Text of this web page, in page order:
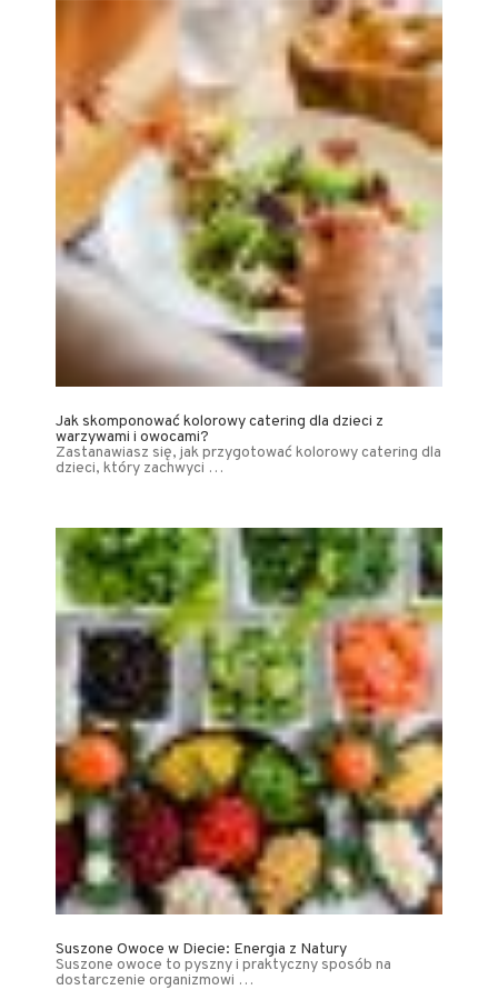
Jak skomponować kolorowy catering dla dzieci z
warzywami i owocami?
Zastanawiasz się, jak przygotować kolorowy catering dla
dzieci, który zachwyci …
Suszone Owoce w Diecie: Energia z Natury
Suszone owoce to pyszny i praktyczny sposób na
dostarczenie organizmowi …